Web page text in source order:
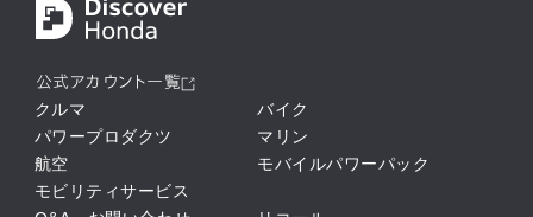
公式アカウント一覧
クルマ
バイク
パワープロダクツ
マリン
航空
モバイルパワーパック
モビリティサービス